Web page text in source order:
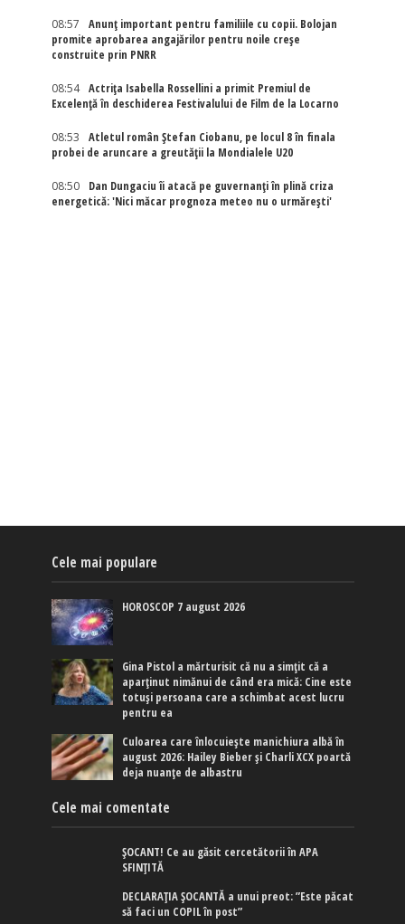
08:57
Anunț important pentru familiile cu copii. Bolojan
promite aprobarea angajărilor pentru noile creșe
construite prin PNRR
08:54
Actriţa Isabella Rossellini a primit Premiul de
Excelenţă în deschiderea Festivalului de Film de la Locarno
08:53
Atletul român Ștefan Ciobanu, pe locul 8 în finala
probei de aruncare a greutății la Mondialele U20
08:50
Dan Dungaciu îi atacă pe guvernanți în plină criza
energetică: 'Nici măcar prognoza meteo nu o urmărești'
Cele mai populare
HOROSCOP 7 august 2026
Gina Pistol a mărturisit că nu a simțit că a
aparținut nimănui de când era mică: Cine este
totuși persoana care a schimbat acest lucru
pentru ea
Culoarea care înlocuiește manichiura albă în
august 2026: Hailey Bieber și Charli XCX poartă
deja nuanțe de albastru
Cele mai comentate
ȘOCANT! Ce au găsit cercetătorii în APA
SFINȚITĂ
DECLARAȚIA ȘOCANTĂ a unui preot: ”Este păcat
să faci un COPIL în post”